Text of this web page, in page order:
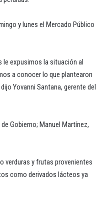
y lunes el Mercado Público
le expusimos la situación al
a conocer lo que plantearon
Yovanni Santana, gerente del
Gobierno; Manuel Martínez,
verduras y frutas provenientes
como derivados lácteos ya